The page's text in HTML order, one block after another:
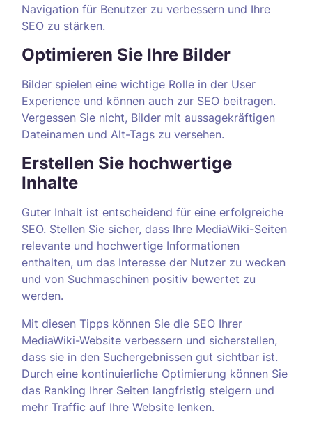
Navigation für Benutzer zu verbessern und Ihre
SEO zu stärken.
Optimieren Sie Ihre Bilder
Bilder spielen eine wichtige Rolle in der User
Experience und können auch zur SEO beitragen.
Vergessen Sie nicht, Bilder mit aussagekräftigen
Dateinamen und Alt-Tags zu versehen.
Erstellen Sie hochwertige
Inhalte
Guter Inhalt ist entscheidend für eine erfolgreiche
SEO. Stellen Sie sicher, dass Ihre MediaWiki-Seiten
relevante und hochwertige Informationen
enthalten, um das Interesse der Nutzer zu wecken
und von Suchmaschinen positiv bewertet zu
werden.
Mit diesen Tipps können Sie die SEO Ihrer
MediaWiki-Website verbessern und sicherstellen,
dass sie in den Suchergebnissen gut sichtbar ist.
Durch eine kontinuierliche Optimierung können Sie
das Ranking Ihrer Seiten langfristig steigern und
mehr Traffic auf Ihre Website lenken.